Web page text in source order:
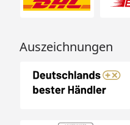
Auszeichnungen